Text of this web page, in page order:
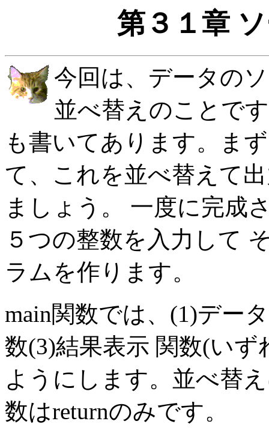
第３１章
今回は、データの
並べ替えのことで
も書いてあります。ま
て、これを並べ替えて
ましょう。 一度に完成
５つの整数を入力して
ラムを作ります。
main関数では、(1)デー
数(3)結果表示 関数(い
ようにします。並べ替
数はreturnのみです。